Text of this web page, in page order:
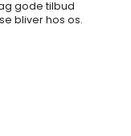
gode tilbud
bliver hos os.